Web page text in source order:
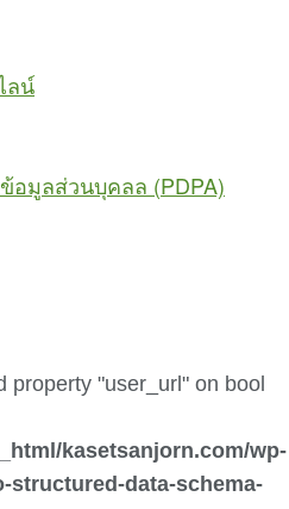
ลน์
อมูลส่วนบุคลล (PDPA)
property "user_url" on bool
kasetsanjorn.com/wp-
structured-data-schema-